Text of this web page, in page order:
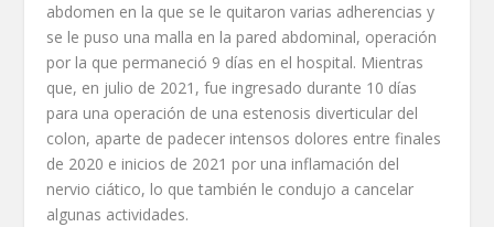
abdomen en la que se le quitaron varias adherencias y
se le puso una malla en la pared abdominal, operación
por la que permaneció 9 días en el hospital. Mientras
que, en julio de 2021, fue ingresado durante 10 días
para una operación de una estenosis diverticular del
colon, aparte de padecer intensos dolores entre finales
de 2020 e inicios de 2021 por una inflamación del
nervio ciático, lo que también le condujo a cancelar
algunas actividades.